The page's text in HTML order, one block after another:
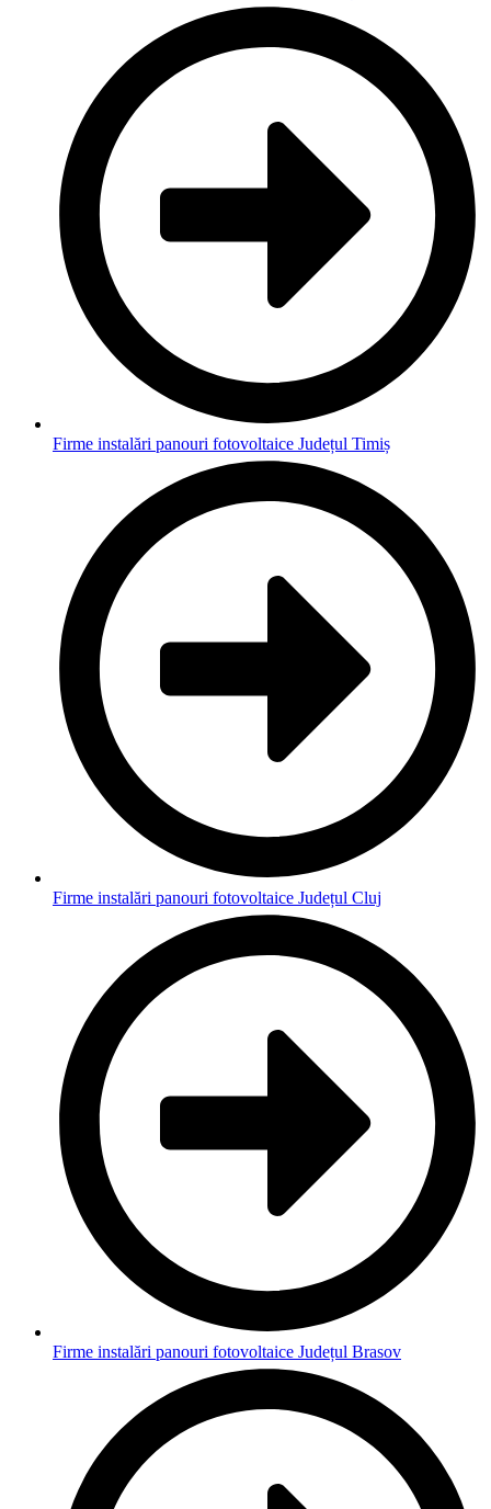
Firme instalări panouri fotovoltaice Județul Timiș
Firme instalări panouri fotovoltaice Județul Cluj
Firme instalări panouri fotovoltaice Județul Brasov